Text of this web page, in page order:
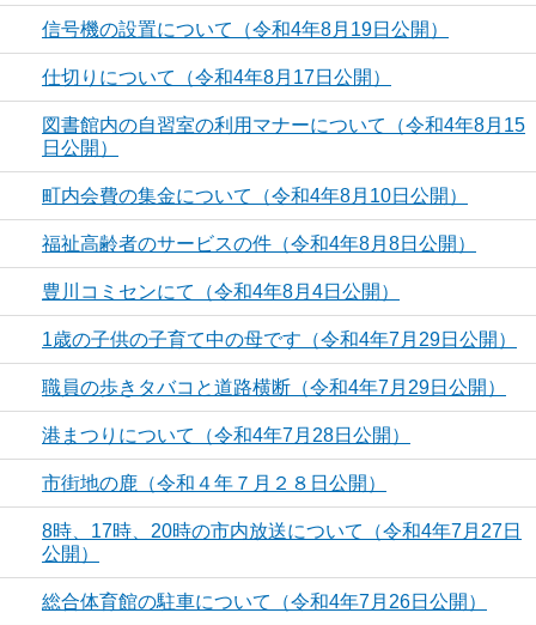
信号機の設置について（令和4年8月19日公開）
仕切りについて（令和4年8月17日公開）
図書館内の自習室の利用マナーについて（令和4年8月15
日公開）
町内会費の集金について（令和4年8月10日公開）
福祉高齢者のサービスの件（令和4年8月8日公開）
豊川コミセンにて（令和4年8月4日公開）
1歳の子供の子育て中の母です（令和4年7月29日公開）
職員の歩きタバコと道路横断（令和4年7月29日公開）
港まつりについて（令和4年7月28日公開）
市街地の鹿（令和４年７月２８日公開）
8時、17時、20時の市内放送について（令和4年7月27日
公開）
総合体育館の駐車について（令和4年7月26日公開）